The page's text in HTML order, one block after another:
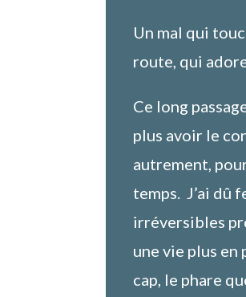
Un mal qui
route, qui
Ce long
plus avoir le
autrement,
temps. J’ai dû
irréversibles
une vie plus en
cap, le phare